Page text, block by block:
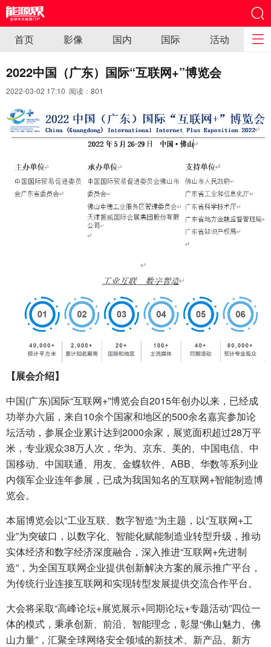
首页 影像 国内 国际 活动
2022中国（广东）国际“互联网+”博览会
2022-03-02 17:10 阅读： 801
【展会介绍】
中国(广东)国际“互联网+”博览会自2015年创办以来，已经成
功举办六届，来自10余个国家和地区的500余名嘉宾参加论
坛活动，参展企业累计达到2000余家，展览面积超过28万平
米，专业观众38万人次，华为、京东、美的、中国电信、中
国移动、中国联通、用友、金蝶软件、ABB、华数等系列业
内领军企业连年参展，已成为我国知名的互联网+智能制造博
览会。
本届博览会以“工业互联、数字智造”为主题，以“互联网+工
业”为突破口，以数字化、智能化赋能制造业转型升级，推动
实体经济和数字经济深度融合，深入推进“互联网+先进制
造”，为全国互联网企业提供创新解决方案的展示推广平台，
为传统行业连接互联网和实现转型发展提供交流合作平台。
大会将采取“高峰论坛+展览展示+同期论坛+专题活动”四位一
体的模式，秉承创新、前沿、智能理念，彰显“佛山魅力、佛
山力量”，汇聚全球网络安全领域的新技术、新产品、新方